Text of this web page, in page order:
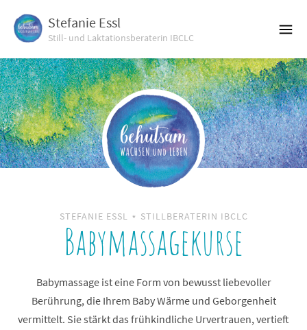
Stefanie Essl
Still- und Laktationsberaterin IBCLC
STEFANIE ESSL ⋆ STILLBERATERIN IBCLC
Babymassagekurse
Babymassage ist eine Form von bewusst liebevoller
Berührung, die Ihrem Baby Wärme und Geborgenheit
vermittelt. Sie stärkt das frühkindliche Urvertrauen, vertieft